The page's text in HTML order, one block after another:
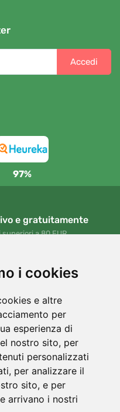
i cookies
e altre
per
esperienza di
nostro sito, per
personalizzati
per analizzare il
sito, e per
arrivano i nostri
Accedi
97%
e gratuitamente
a 80 EUR
ordine in qualsiasi momento
Leggi di più